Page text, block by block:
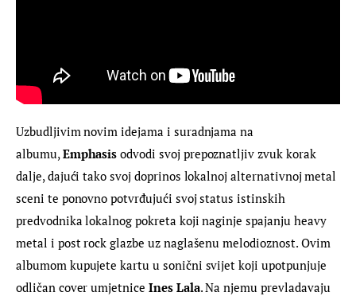
Uzbudljivim novim idejama i suradnjama na
albumu, Emphasis odvodi svoj prepoznatljiv zvuk korak
dalje, dajući tako svoj doprinos lokalnoj alternativnoj metal
sceni te ponovno potvrđujući svoj status istinskih
predvodnika lokalnog pokreta koji naginje spajanju heavy
metal i post rock glazbe uz naglašenu melodioznost. Ovim
albumom kupujete kartu u sonični svijet koji upotpunjuje
odličan cover umjetnice Ines Lala. Na njemu prevladavaju